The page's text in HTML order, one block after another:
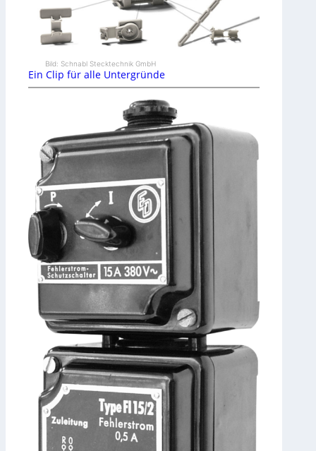
Bild: Schnabl Stecktechnik GmbH
Ein Clip für alle Untergründe